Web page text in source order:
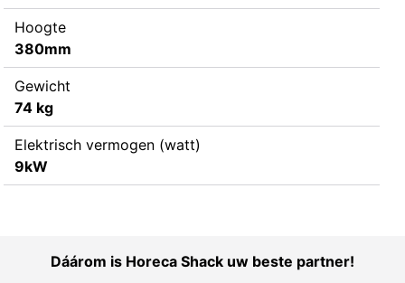
Hoogte
380mm
Gewicht
74 kg
Elektrisch vermogen (watt)
9kW
Dáárom is Horeca Shack uw beste partner!